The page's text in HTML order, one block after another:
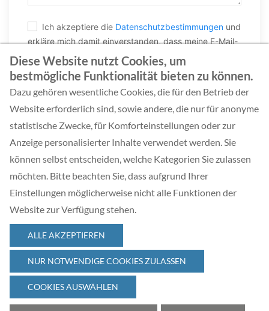
© 2026 Complexity Management Academy GmbH
Cookie Optionen•AGB•Datenschutz
Diese Website nutzt Cookies, um
bestmögliche Funktionalität bieten zu können.
Dazu gehören wesentliche Cookies, die für den Betrieb der
Website erforderlich sind, sowie andere, die nur für anonyme
statistische Zwecke, für Komforteinstellungen oder zur
Anzeige personalisierter Inhalte verwendet werden. Sie
können selbst entscheiden, welche Kategorien Sie zulassen
möchten. Bitte beachten Sie, dass aufgrund Ihrer
Einstellungen möglicherweise nicht alle Funktionen der
Website zur Verfügung stehen.
ALLE AKZEPTIEREN
NUR NOTWENDIGE COOKIES ZULASSEN
COOKIES AUSWÄHLEN